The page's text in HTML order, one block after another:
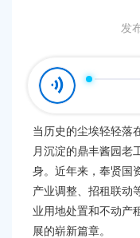
发
当历史的尘埃轻轻落
月沉淀的鼎丰酱园老
身。近年来，奉贤国
产业调整、招租联动
业用地处置和不动产
展的崭新篇章。